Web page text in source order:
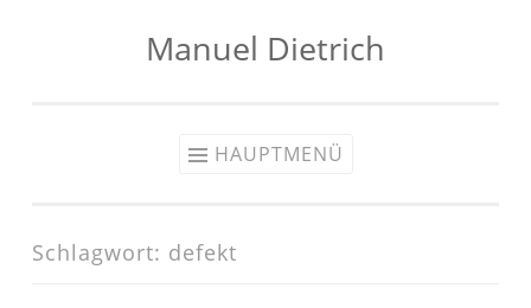
Manuel Dietrich
HAUPTMENÜ
Schlagwort: defekt